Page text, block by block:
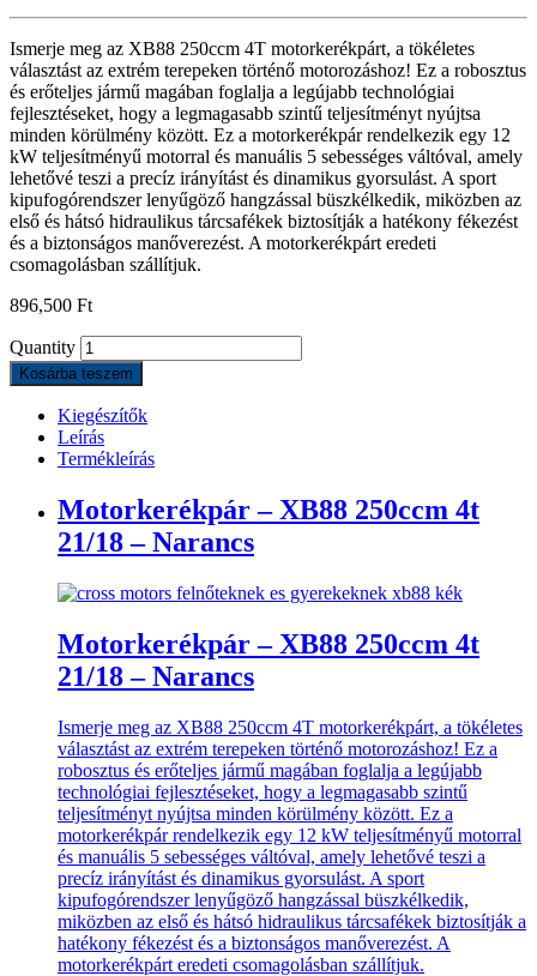
Ismerje meg az XB88 250ccm 4T motorkerékpárt, a tökéletes
választást az extrém terepeken történő motorozáshoz! Ez a robosztus
és erőteljes jármű magában foglalja a legújabb technológiai
fejlesztéseket, hogy a legmagasabb szintű teljesítményt nyújtsa
minden körülmény között. Ez a motorkerékpár rendelkezik egy 12
kW teljesítményű motorral és manuális 5 sebességes váltóval, amely
lehetővé teszi a precíz irányítást és dinamikus gyorsulást. A sport
kipufogórendszer lenyűgöző hangzással büszkélkedik, miközben az
első és hátsó hidraulikus tárcsafékek biztosítják a hatékony fékezést
és a biztonságos manőverezést. A motorkerékpárt eredeti
csomagolásban szállítjuk.
896,500 Ft
Quantity
Kosárba teszem
Kiegészítők
Leírás
Termékleírás
Motorkerékpár – XB88 250ccm 4t
21/18 – Narancs
Motorkerékpár – XB88 250ccm 4t
21/18 – Narancs
Ismerje meg az XB88 250ccm 4T motorkerékpárt, a tökéletes
választást az extrém terepeken történő motorozáshoz! Ez a
robosztus és erőteljes jármű magában foglalja a legújabb
technológiai fejlesztéseket, hogy a legmagasabb szintű
teljesítményt nyújtsa minden körülmény között. Ez a
motorkerékpár rendelkezik egy 12 kW teljesítményű motorral
és manuális 5 sebességes váltóval, amely lehetővé teszi a
precíz irányítást és dinamikus gyorsulást. A sport
kipufogórendszer lenyűgöző hangzással büszkélkedik,
miközben az első és hátsó hidraulikus tárcsafékek biztosítják a
hatékony fékezést és a biztonságos manőverezést. A
motorkerékpárt eredeti csomagolásban szállítjuk.